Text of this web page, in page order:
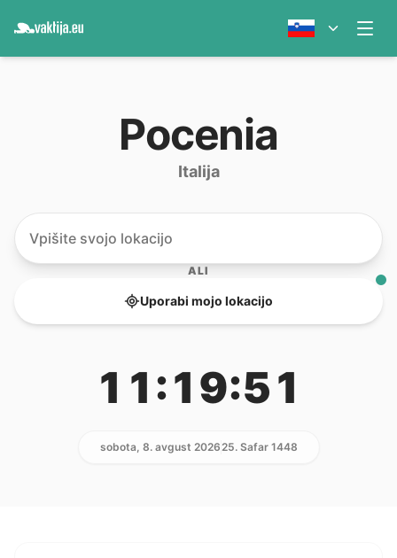
Pocenia
Italija
ALI
Uporabi mojo lokacijo
11:19:51
sobota, 8. avgust 202625. Safar 1448